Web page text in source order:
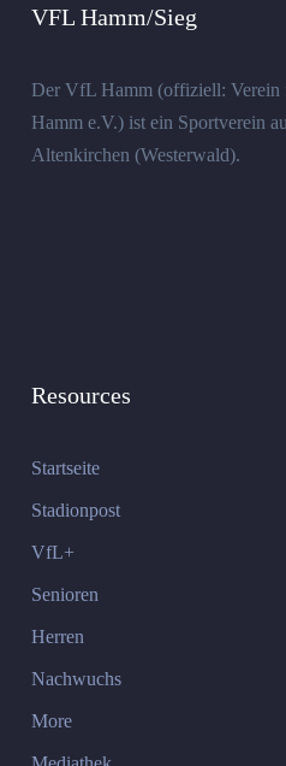
VFL Hamm/Sieg
Der VfL Hamm (offiziell: Verein
Hamm e.V.) ist ein Sportverein
Altenkirchen (Westerwald).
Resources
Startseite
Stadionpost
VfL+
Senioren
Herren
Nachwuchs
More